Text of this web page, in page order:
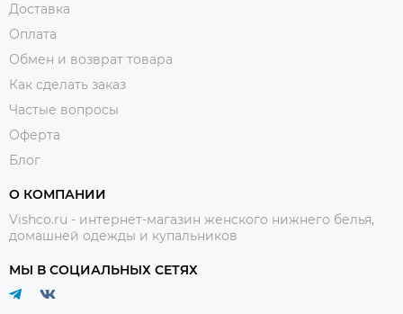
Доставка
Оплата
Обмен и возврат товара
Как сделать заказ
Частые вопросы
Оферта
Блог
О КОМПАНИИ
Vishco.ru - интернет-магазин женского нижнего белья,
домашней одежды и купальников
МЫ В СОЦИАЛЬНЫХ СЕТЯХ